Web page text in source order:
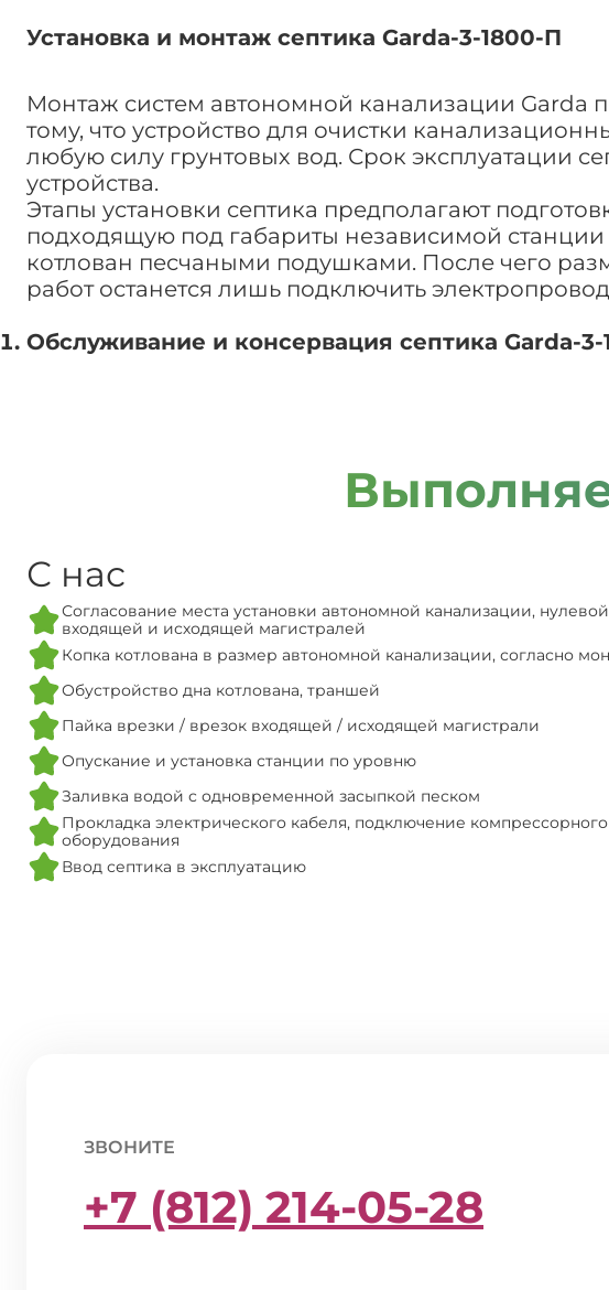
Установка и монтаж септика Garda-3-1800-П
Монтаж систем автономной канализации Garda
тому, что устройство для очистки
любую силу грунтовых вод. Срок эксплуатации
устройства.
Этапы установки септика предполагают
подходящую под габариты независимой
котлован песчаными подушками. После чего
работ останется лишь подключить
Обслуживание и консервация септика Garda-3-
С нас
Согласование места установки автономной канализации,
входящей и исходящей магистралей
Копка котлована в размер автономной канализации, согласно
Обустройство дна котлована, траншей
Пайка врезки / врезок входящей / исходящей магистрали
Опускание и установка станции по уровню
Заливка водой с одновременной засыпкой песком
Прокладка электрического кабеля, подключение
оборудования
Ввод септика в эксплуатацию
ЗВОНИТЕ
+7 (812) 214-05-28